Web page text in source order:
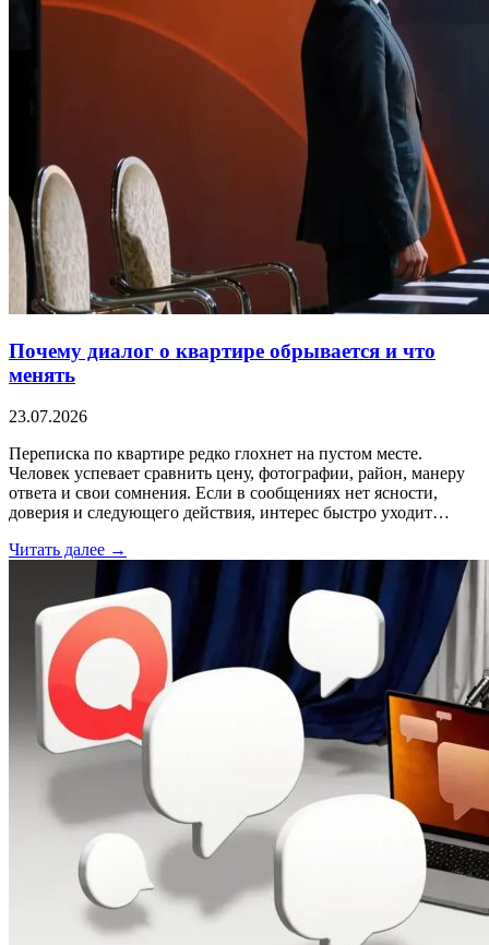
Почему диалог о квартире обрывается и что
менять
23.07.2026
Переписка по квартире редко глохнет на пустом месте.
Человек успевает сравнить цену, фотографии, район, манеру
ответа и свои сомнения. Если в сообщениях нет ясности,
доверия и следующего действия, интерес быстро уходит…
Читать далее →